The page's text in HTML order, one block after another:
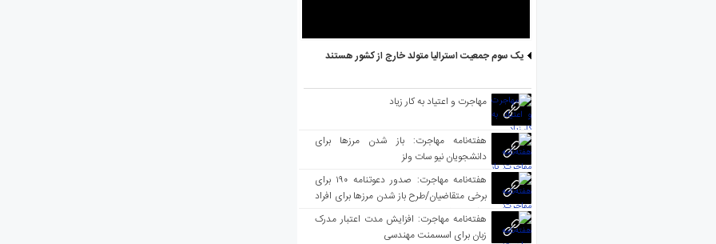
یک سوم جمعیت استرالیا متولد خارج از کشور هستند
مهاجرت و اعتیاد به کار زیاد
هفته‌نامه مهاجرت: باز شدن مرزها برای
دانشجویان نیو سات ولز
هفته‌نامه مهاجرت: صدور دعوتنامه ۱۹۰ برای
برخی متقاضیان/طرح باز شدن مرزها برای افراد
واکسینه شده
هفته‌نامه مهاجرت: افزایش مدت اعتبار مدرک
زبان برای اسسمنت مهندسی